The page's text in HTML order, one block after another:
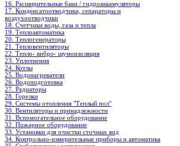
16. Расширительные баки / гидроаккамуляторы
17. Конденсатоотводчики, сепараторы и
воздухоотводчики
18. Счетчики воды, газа и тепла
19. Теплоавтоматика
20. Теплогенераторы
21. Тепловентиляторы
22. Тепло- вибро- шумоизоляция
23. Уплотнения
24. Котлы
25. Водонагреватели
26. Водоподготовка
27. Радиаторы
28. Горелки
29. Системы отопления "Теплый пол"
30. Вентиляторы и принадлежности
31. Вспомогательное оборудование
32. Пожарное оборудование
33. Установки для очистки сточных вод
34. Контрольно-измерительные приборы и автоматика